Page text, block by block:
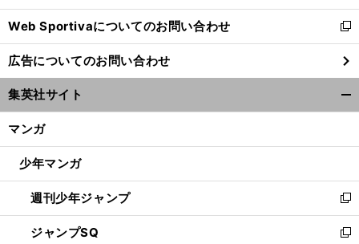
開
く
Web Sportivaについてのお問い合わせ
新
し
い
ウ
ィ
ン
ウ
開
く
広告についてのお問い合わせ
集英社サイト
マンガ
少年マンガ
週刊少年ジャンプ
新
し
い
ジャンプSQ
新